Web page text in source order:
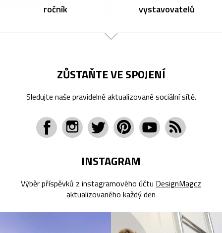
ročník vystavovatelů
ZŮSTAŇTE VE SPOJENÍ
Sledujte naše pravidelně aktualizované sociální sítě.
INSTAGRAM
Výběr příspěvků z instagramového účtu DesignMagcz
aktualizovaného každý den